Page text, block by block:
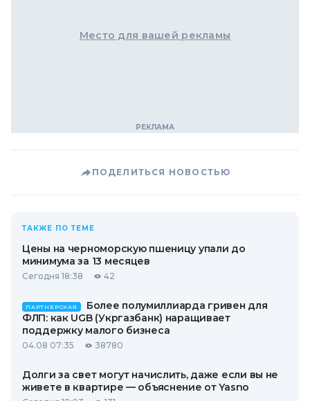
Место для вашей рекламы
ПОДЕЛИТЬСЯ НОВОСТЬЮ
ТАКЖЕ ПО ТЕМЕ
Цены на черноморскую пшеницу упали до
минимума за 13 месяцев
Сегодня 18:38 42
ПАРТНЕРСКАЯ
Более полумиллиарда гривен для
ФЛП: как UGB (Укргазбанк) наращивает
поддержку малого бизнеса
04.08 07:35 38780
Долги за свет могут начислить, даже если вы не
живете в квартире — объяснение от Yasno